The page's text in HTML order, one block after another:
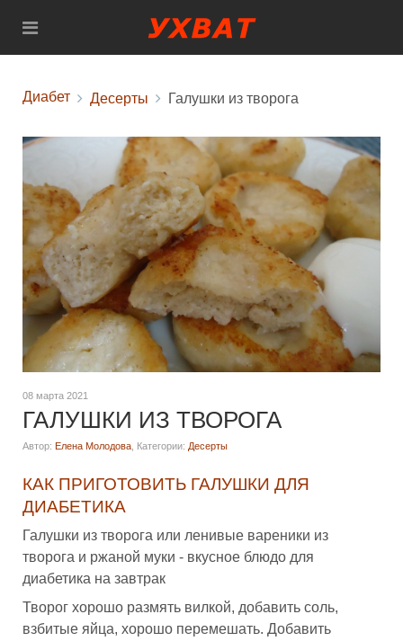
Диабет Десерты Галушки из творога
08 марта 2021
ГАЛУШКИ ИЗ ТВОРОГА
Автор: Елена Молодова Категории: Десерты
КАК ПРИГОТОВИТЬ ГАЛУШКИ ДЛЯ
ДИАБЕТИКА
Галушки из творога или ленивые вареники из
творога и ржаной муки - вкусное блюдо для
диабетика на завтрак
Творог хорошо размять вилкой, добавить соль,
взбитые яйца, хорошо перемешать. Добавить